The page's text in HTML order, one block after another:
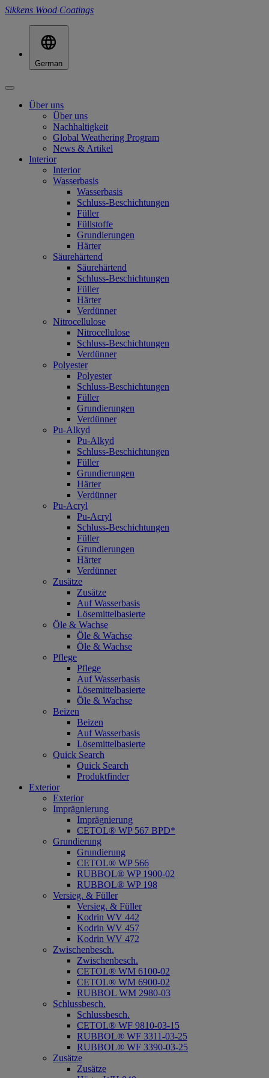
Sikkens Wood Coatings
German
Über uns
Über uns
Nachhaltigkeit
Global Weathering Program
News & Artikel
Interior
Interior
Wasserbasis
Wasserbasis
Schluss-Beschichtungen
Füller
Füllstoffe
Grundierungen
Härter
Säurehärtend
Säurehärtend
Schluss-Beschichtungen
Füller
Härter
Verdünner
Nitrocellulose
Nitrocellulose
Schluss-Beschichtungen
Verdünner
Polyester
Polyester
Schluss-Beschichtungen
Füller
Grundierungen
Verdünner
Pu-Alkyd
Pu-Alkyd
Schluss-Beschichtungen
Füller
Grundierungen
Härter
Verdünner
Pu-Acryl
Pu-Acryl
Schluss-Beschichtungen
Füller
Grundierungen
Härter
Verdünner
Zusätze
Zusätze
Auf Wasserbasis
Lösemittelbasierte
Öle & Wachse
Öle & Wachse
Öle & Wachse
Pflege
Pflege
Auf Wasserbasis
Lösemittelbasierte
Öle & Wachse
Beizen
Beizen
Auf Wasserbasis
Lösemittelbasierte
Quick Search
Quick Search
Produktfinder
Exterior
Exterior
Imprägnierung
Imprägnierung
CETOL® WP 567 BPD*
Grundierung
Grundierung
CETOL® WP 566
RUBBOL® WP 1900-02
RUBBOL® WP 198
Versieg. & Füller
Versieg. & Füller
Kodrin WV 442
Kodrin WV 457
Kodrin WV 472
Zwischenbesch.
Zwischenbesch.
CETOL® WM 6100-02
CETOL® WM 6900-02
RUBBOL WM 2980-03
Schlussbesch.
Schlussbesch.
CETOL® WF 9810-03-15
RUBBOL® WF 3311-03-25
RUBBOL® WF 3390-03-25
Zusätze
Zusätze